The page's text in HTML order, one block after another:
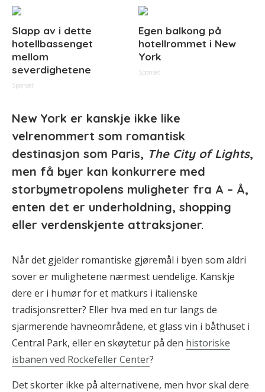
Slapp av i dette
hotellbassenget
mellom
severdighetene
Sponset
Egen balkong på
hotellrommet i New
York
Sponset
New York er kanskje ikke like
velrenommert som romantisk
destinasjon som Paris, The City of Lights,
men få byer kan konkurrere med
storbymetropolens muligheter fra A – Å,
enten det er underholdning, shopping
eller verdenskjente attraksjoner.
Når det gjelder romantiske gjøremål i byen som aldri
sover er mulighetene nærmest uendelige. Kanskje
dere er i humør for et matkurs i italienske
tradisjonsretter? Eller hva med en tur langs de
sjarmerende havneområdene, et glass vin i båthuset i
Central Park, eller en skøytetur på den historiske
isbanen ved Rockefeller Center?
Det skorter ikke på alternativene, men hvor skal dere